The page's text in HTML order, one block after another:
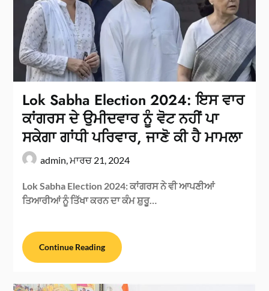
Lok Sabha Election 2024: ਇਸ ਵਾਰ
ਕਾਂਗਰਸ ਦੇ ਉਮੀਦਵਾਰ ਨੂੰ ਵੋਟ ਨਹੀਂ ਪਾ
ਸਕੇਗਾ ਗਾਂਧੀ ਪਰਿਵਾਰ, ਜਾਣੋ ਕੀ ਹੈ ਮਾਮਲਾ
admin,ਮਾਰਚ 21, 2024
Lok Sabha Election 2024: ਕਾਂਗਰਸ ਨੇ ਵੀ ਆਪਣੀਆਂ
ਤਿਆਰੀਆਂ ਨੂੰ ਤਿੱਖਾ ਕਰਨ ਦਾ ਕੰਮ ਸ਼ੁਰੂ…
Continue Reading